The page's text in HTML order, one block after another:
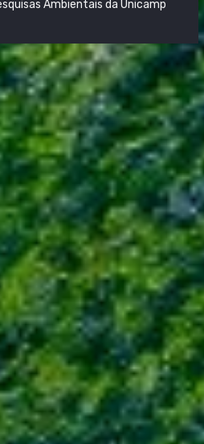
Ambientais da Unicamp